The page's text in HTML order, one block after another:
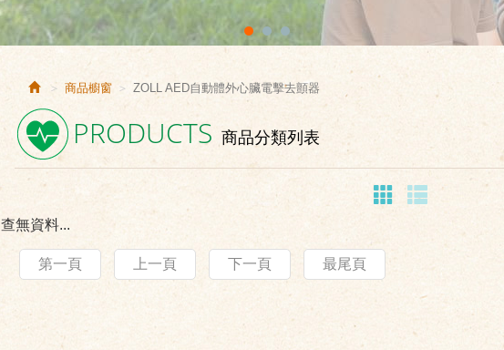
商品櫥窗 ZOLL AED自動體外心臟電擊去顫器
PRODUCTS 商品分類列表
查無資料...
第一頁 上一頁 下一頁 最尾頁